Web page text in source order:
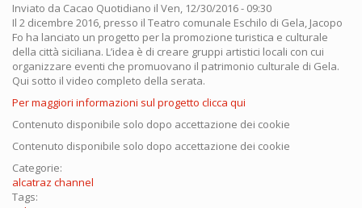
Inviato da Cacao Quotidiano il Ven, 12/30/2016 - 09:30
Il 2 dicembre 2016, presso il Teatro comunale Eschilo di Gela, Jacopo
Fo ha lanciato un progetto per la promozione turistica e culturale
della città siciliana. L’idea è di creare gruppi artistici locali con cui
organizzare eventi che promuovano il patrimonio culturale di Gela.
Qui sotto il video completo della serata.
Per maggiori informazioni sul progetto clicca qui
Contenuto disponibile solo dopo accettazione dei cookie
Contenuto disponibile solo dopo accettazione dei cookie
Categorie:
alcatraz channel
Tags: